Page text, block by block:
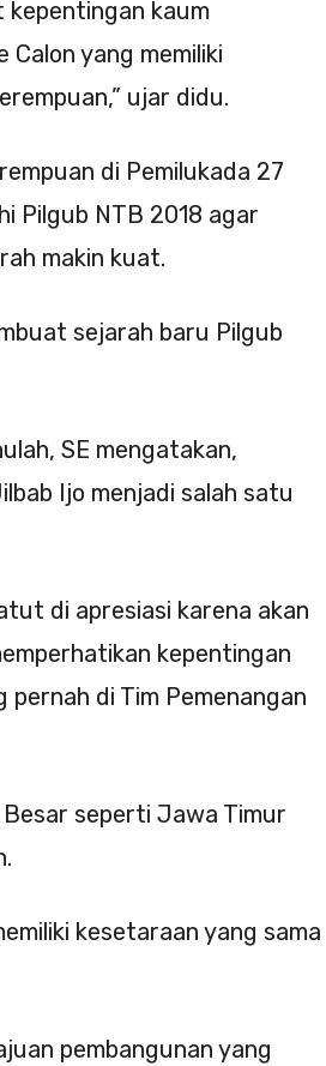
kaum
yang memiliki
ujar didu.
di Pemilukada 27
Pilgub NTB 2018 agar
makin kuat.
sejarah baru Pilgub
SE mengatakan,
Ijo menjadi salah satu
di apresiasi karena akan
kepentingan
pernah di Tim Pemenangan
seperti Jawa Timur
kesetaraan yang sama
pembangunan yang